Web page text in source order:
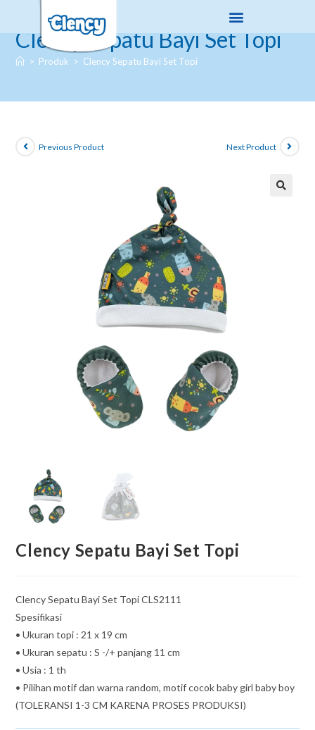
Clency Sepatu Bayi Set Topi
> Produk > Clency Sepatu Bayi Set Topi
Previous Product Next Product
Clency Sepatu Bayi Set Topi
Clency Sepatu Bayi Set Topi CLS2111
Spesifikasi
• Ukuran topi : 21 x 19 cm
• Ukuran sepatu : S -/+ panjang 11 cm
• Usia : 1 th
• Pilihan motif dan warna random, motif cocok baby girl baby boy
(TOLERANSI 1-3 CM KARENA PROSES PRODUKSI)